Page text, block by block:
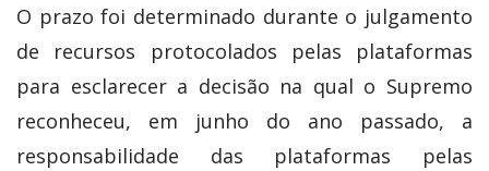
O prazo foi determinado durante o julgamento
de recursos protocolados pelas plataformas
para esclarecer a decisão na qual o Supremo
reconheceu, em junho do ano passado, a
responsabilidade das plataformas pelas